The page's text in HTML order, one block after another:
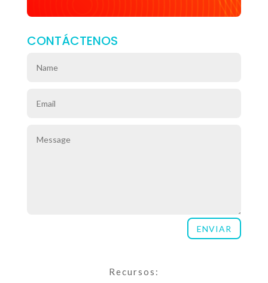
CONTÁCTENOS
ENVIAR
Recursos: